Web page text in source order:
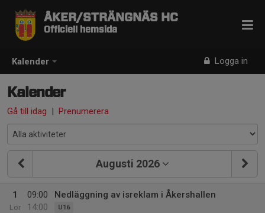
Kalender Logga in
ÅKER/STRÄNGNÄS HC
Officiell hemsida
Kalender
Gå till idag | Prenumerera
Augusti 2026
1
Lör
09:00
14:00
Nedläggning av isreklam i Åkershallen
U16